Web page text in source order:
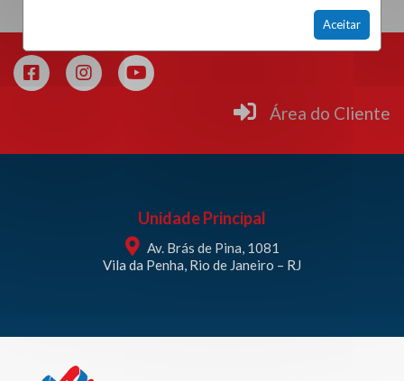
Aceitar
Área do Cliente
Unidade Principal
Av. Brás de Pina, 1081
Vila da Penha, Rio de Janeiro – RJ